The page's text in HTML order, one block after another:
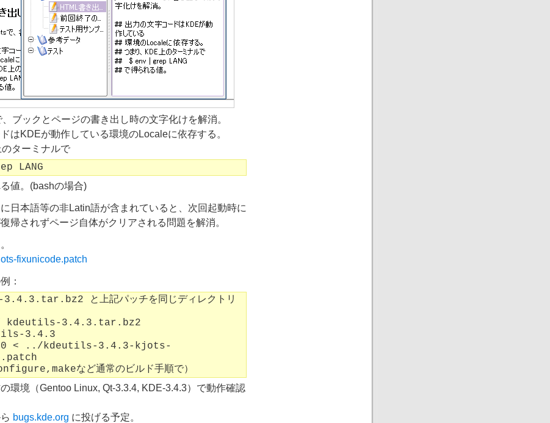
ブックとページの書き出し時の文字化けを解消。
はKDEが動作している環境のLocaleに依存する。
ターミナルで
LANG
値。(bashの場合)
日本語等の非Latin語が含まれていると、次回起動時に
帰されずページ自体がクリアされる問題を解消。
fixunicode.patch
：
と上記パッチを同じディレクトリ
3.4.3.tar.bz2
3.4.3
< ../kdeutils-3.4.3-kjots-
など通常のビルド手順で）
環境（Gentoo Linux, Qt-3.3.4, KDE-3.4.3）で動作確認
bugs.kde.org に投げる予定。